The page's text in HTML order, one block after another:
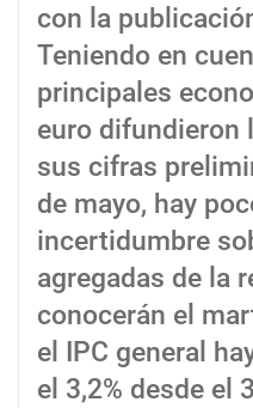
con la
Teniendo en
principales
euro difundieron
sus cifras
de mayo, hay
incertidumbre
agregadas de la
conocerán el
el IPC general
el 3,2% desde el